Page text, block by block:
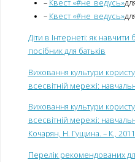
– Квест «#не_ведусь»
– Квест «#не_ведусь»
Діти в Інтернеті: як навчити
посібник для батьків
Виховання культури
всесвітній мережі:
Виховання культури
всесвітній мережі:
Кочарян, Н. Гущина. – К.,
Перелік рекомендованих